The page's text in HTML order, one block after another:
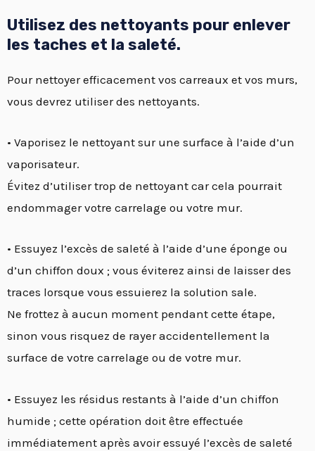
Utilisez des nettoyants pour enlever
les taches et la saleté.
Pour nettoyer efficacement vos carreaux et vos murs,
vous devrez utiliser des nettoyants.
• Vaporisez le nettoyant sur une surface à l’aide d’un
vaporisateur.
Évitez d’utiliser trop de nettoyant car cela pourrait
endommager votre carrelage ou votre mur.
• Essuyez l’excès de saleté à l’aide d’une éponge ou
d’un chiffon doux ; vous éviterez ainsi de laisser des
traces lorsque vous essuierez la solution sale.
Ne frottez à aucun moment pendant cette étape,
sinon vous risquez de rayer accidentellement la
surface de votre carrelage ou de votre mur.
• Essuyez les résidus restants à l’aide d’un chiffon
humide ; cette opération doit être effectuée
immédiatement après avoir essuyé l’excès de saleté